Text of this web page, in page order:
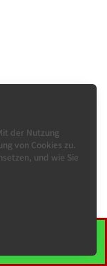
der Nutzung
von Cookies zu.
und wie Sie